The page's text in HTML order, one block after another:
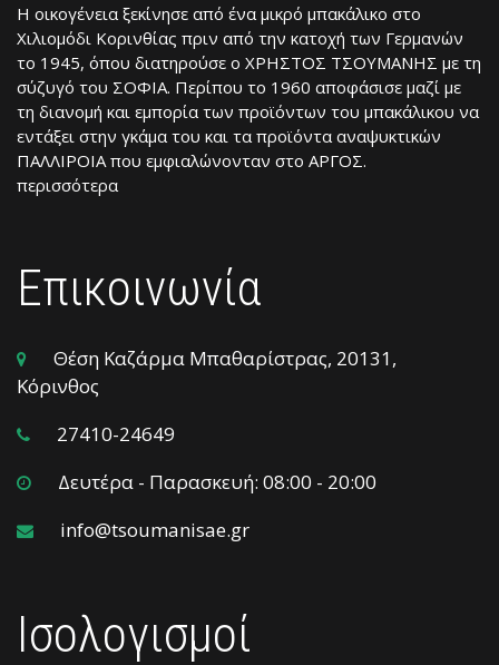
Η οικογένεια ξεκίνησε από ένα μικρό μπακάλικο στο
Χιλιομόδι Κορινθίας πριν από την κατοχή των Γερμανών
το 1945, όπου διατηρούσε ο ΧΡΗΣΤΟΣ ΤΣΟΥΜΑΝΗΣ με τη
σύζυγό του ΣΟΦΙΑ. Περίπου το 1960 αποφάσισε μαζί με
τη διανομή και εμπορία των προϊόντων του μπακάλικου να
εντάξει στην γκάμα του και τα προϊόντα αναψυκτικών
ΠΑΛΛΙΡΟΙΑ που εμφιαλώνονταν στο ΑΡΓΟΣ.
περισσότερα
Επικοινωνία
Θέση Καζάρμα Μπαθαρίστρας, 20131,
Κόρινθος
27410-24649
Δευτέρα - Παρασκευή: 08:00 - 20:00
info@tsoumanisae.gr
Ισολογισμοί